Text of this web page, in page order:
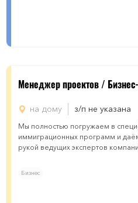
Менеджер проектов / Бизнес-
на дому з/п не указана
Мы полностью погружаем в
иммиграционных программ и
рукой ведущих экспертов
Бизнес